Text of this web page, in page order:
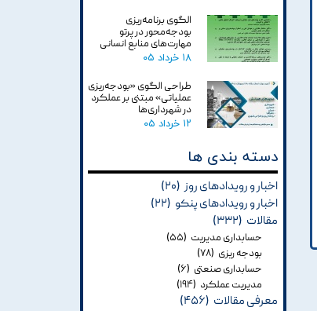
الگوی برنامه‌ریزی
بودجه‌محور در پرتو
مهارت‌های منابع انسانی
۱۸ خرداد ۰۵
طراحی الگوی «بودجه‌ریزی
عملیاتی» مبتنی بر عملکرد
در شهرداری‌ها
۱۲ خرداد ۰۵
دسته بندی ها
اخبار و رویدادهای روز (۲۰)
اخبار و رویدادهای پنکو (۲۲)
مقالات (۳۳۲)
حسابداری مدیریت (۵۵)
بودجه ریزی (۷۸)
حسابداری صنعتی (۶)
مدیریت عملکرد (۱۹۴)
معرفی مقالات (۴۵۶)